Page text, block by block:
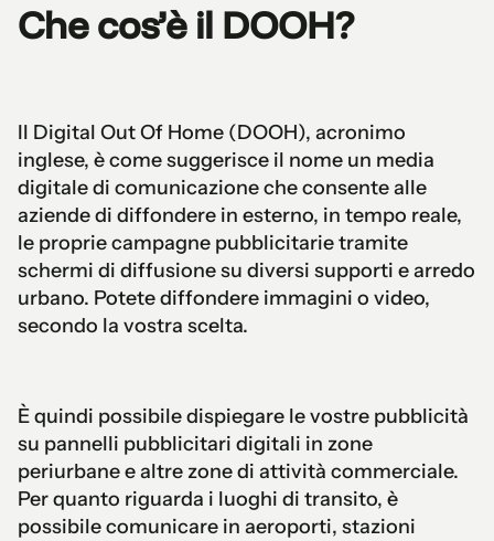
Che cos’è il DOOH?
Il Digital Out Of Home (DOOH), acronimo
inglese, è come suggerisce il nome un media
digitale di comunicazione che consente alle
aziende di diffondere in esterno, in tempo reale,
le proprie campagne pubblicitarie tramite
schermi di diffusione su diversi supporti e arredo
urbano. Potete diffondere immagini o video,
secondo la vostra scelta.
È quindi possibile dispiegare le vostre pubblicità
su pannelli pubblicitari digitali in zone
periurbane e altre zone di attività commerciale.
Per quanto riguarda i luoghi di transito, è
possibile comunicare in aeroporti, stazioni